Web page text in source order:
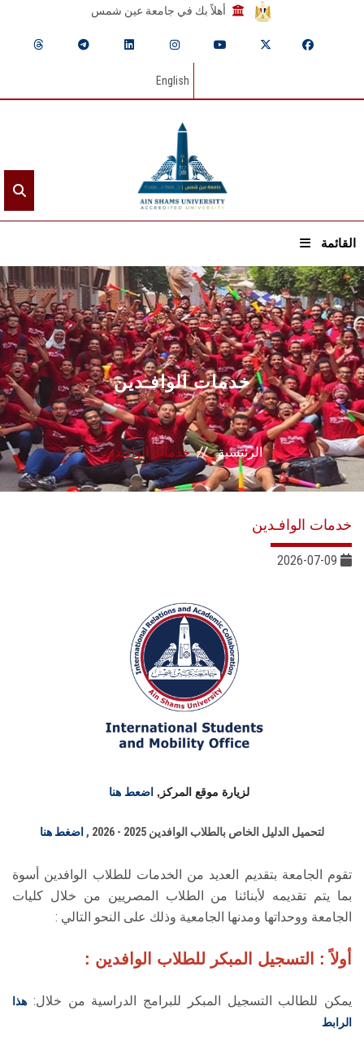
أهلاً بك في جامعة عين شمس
English
القائمة
الرئيسيـة
عن الجامعة
القطاعـات
الشئون الأكاديمية
البحث العلمي
الدراسات العليا
الخريجين
الموظفون
سجل الان
خدمات الوافـدين
الرئيسية خدمات الوافـدين
خدمات الوافـدين
لزيارة موقع المركز, اضعط هنا
لتحميل الدليل الخاص بالطلاب الوافدين 2025 - 2026 , اضغط هنا
تقوم الجامعة بتقديم العديد من الخدمات للطلاب الوافدين أسوة
بما يتم تقديمه لأبنائنا من الطلاب المصريين من خلال كليات
الجامعة ووحداتها ومدنها الجامعية وذلك على النحو التالي :
أولاً : التسجيل المبكر للطلاب الوافدين :
يمكن للطالب التسجيل المبكر للبرامج الدراسية من خلال: هذا
الرابط